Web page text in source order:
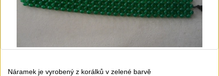
Náramek je vyrobený z korálků v zelené barvě